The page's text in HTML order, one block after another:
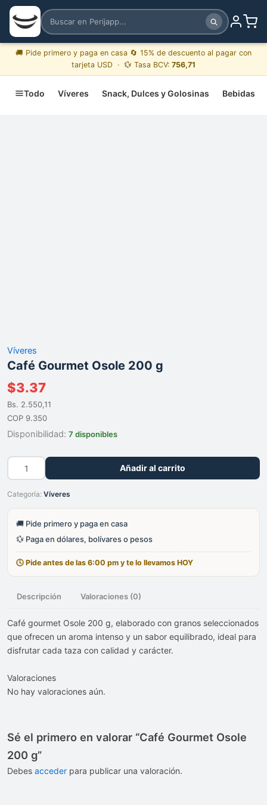
🚚 Pide primero y paga en casa 🔄 15% de descuento al pagar con
tarjeta USD · 💱 Tasa BCV: 756,71
Todo Víveres Snack, Dulces y Golosinas Bebidas
Víveres
Café Gourmet Osole 200 g
$3.37
Bs. 2.550,11
COP 9.350
Disponibilidad: 7 disponibles
Café
Gourmet
200
g
cantidad
Añadir al carrito
Categoría: Víveres
🚚 Pide primero y paga en casa
💱 Paga en dólares, bolívares o pesos
🕓 Pide antes de las 6:00 pm y te lo llevamos HOY
Descripción Valoraciones (0)
Café gourmet Osole 200 g, elaborado con granos seleccionados
que ofrecen un aroma intenso y un sabor equilibrado, ideal para
disfrutar cada taza con calidad y carácter.
Valoraciones
No hay valoraciones aún.
Sé el primero en valorar “Café Gourmet Osole
200 g”
Debes acceder para publicar una valoración.